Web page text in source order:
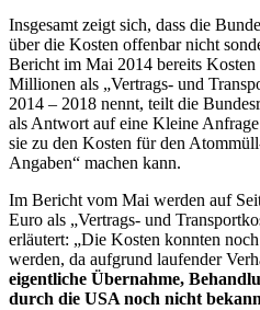
Insgesamt zeigt sich, dass die
über die Kosten offenbar nicht
Bericht im Mai 2014 bereits
Millionen als „Vertrags- und
2014 – 2018 nennt, teilt die
als Antwort auf eine Kleine
sie zu den Kosten für den
Angaben“ machen kann.
Im Bericht vom Mai werden auf
Euro als „Vertrags- und
erläutert: „Die Kosten konnten
werden, da aufgrund laufender
eigentliche Übernahme,
durch die USA noch nicht